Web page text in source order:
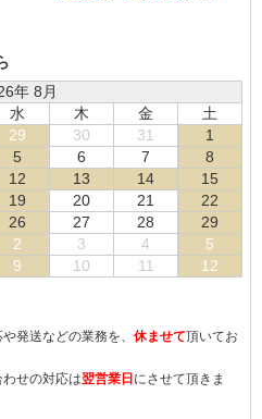
年 8月
水 木 金
土
29 30 31
1
5 6 7
8
12 13 14
15
19 20 21
22
26 27 28
29
2 3 4
5
9 10 11 12
発送などの業務を、 休ませて頂いてお
せの対応は翌営業日にさせて頂きま